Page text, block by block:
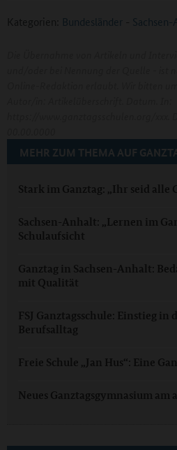
Kategorien: Bundesländer - Sachsen-
MEHR ZUM THEMA AUF
Stark im Ganztag: „Ihr seid alle
Sachsen-Anhalt: „Lernen im
Schulaufsicht
Ganztag in Sachsen-Anhalt:
mit Qualität
FSJ Ganztagsschule: Einstieg in
Berufsalltag
Freie Schule „Jan Hus“: Eine
Neues Ganztagsgymnasium